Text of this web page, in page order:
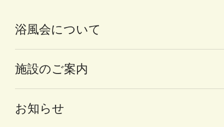
浴風会について
施設のご案内
お知らせ